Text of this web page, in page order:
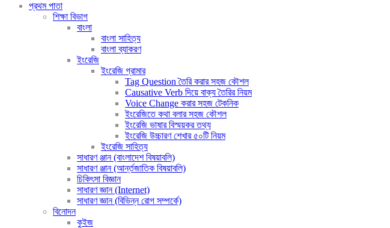
প্রথম পাতা
শিক্ষা বিভাগ
বাংলা
বাংলা সাহিত্য
বাংলা ব্যাকরণ
ইংরেজি
ইংরেজি গ্রামার
Tag Question তৈরি করার সহজ কৌশল
Causative Verb দিয়ে বাক্য তৈরির নিয়ম
Voice Change করার সহজ টেকনিক
ইংরেজিতে কথা বলার সহজ কৌশল
ইংরেজি ভাষার বিস্ময়কর তথ্য
ইংরেজি উচ্চারণ শেখার ৫০টি নিয়ম
ইংরেজি সাহিত্য
সাধারণ ঞ্জান (বাংলাদেশ বিষয়াবলি)
সাধারণ ঞ্জান (আর্ন্তজাতিক বিষয়াবলি)
চিকিৎসা বিজ্ঞান
সাধারণ জ্ঞান (Internet)
সাধারণ জ্ঞান (বিভিন্ন রোগ সম্পর্কে)
বিনোদন
কুইজ